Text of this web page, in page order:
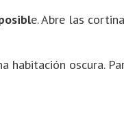
e. Abre las
habitación oscura.